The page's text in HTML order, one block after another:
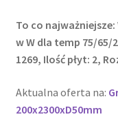
To co najważniejsze:
w W dla temp 75/65/
1269, Ilość płyt: 2,
Aktualna oferta na:
200x2300xD50mm